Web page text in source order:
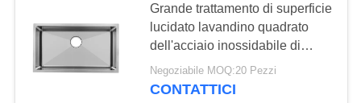
Singolo lavandino di
cucina della ciotola
18
Grande trattamento di superficie
lucidato lavandino quadrato
dell'acciaio inossidabile di
progetto della ciotola senza
rubinetto
Negoziabile MOQ:20 Pezzi
CONTATTICI